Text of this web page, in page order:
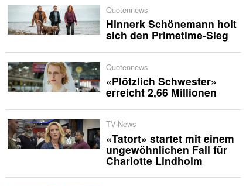
Quotennews
Hinnerk Schönemann holt
sich den Primetime-Sieg
Quotennews
«Plötzlich Schwester»
erreicht 2,66 Millionen
TV-News
«Tatort» startet mit einem
ungewöhnlichen Fall für
Charlotte Lindholm